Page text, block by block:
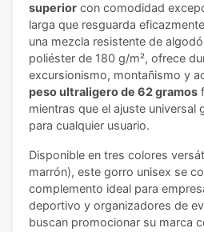
superior con comodidad
larga que resguarda
una mezcla resistente de
poliéster de 180 g/m², ofrece
excursionismo, montañismo y
peso ultraligero de 62 gramos
mientras que el ajuste universal
para cualquier usuario.
Disponible en tres colores
marrón), este gorro unisex se
complemento ideal para
deportivo y organizadores de
buscan promocionar su marca